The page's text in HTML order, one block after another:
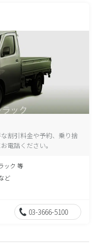
割引料金や予約、乗り捨
電話ください。
ック 等
ど
03-3666-5100